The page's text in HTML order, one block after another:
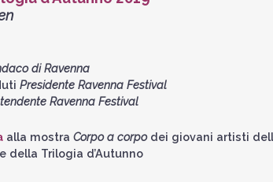
di Ravenna
Presidente Ravenna Festival
Ravenna Festival
alla mostra Corpo a corpodei giovani artisti
della Trilogia d’Autunno